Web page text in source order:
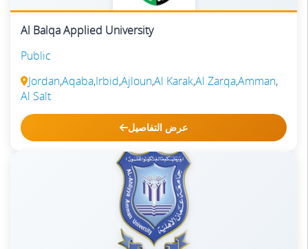
Al Balqa Applied University
Public
Jordan,Aqaba,Irbid,Ajloun,Al Karak,Al Zarqa,Amman,
Al Salt
عرض التفاصيل